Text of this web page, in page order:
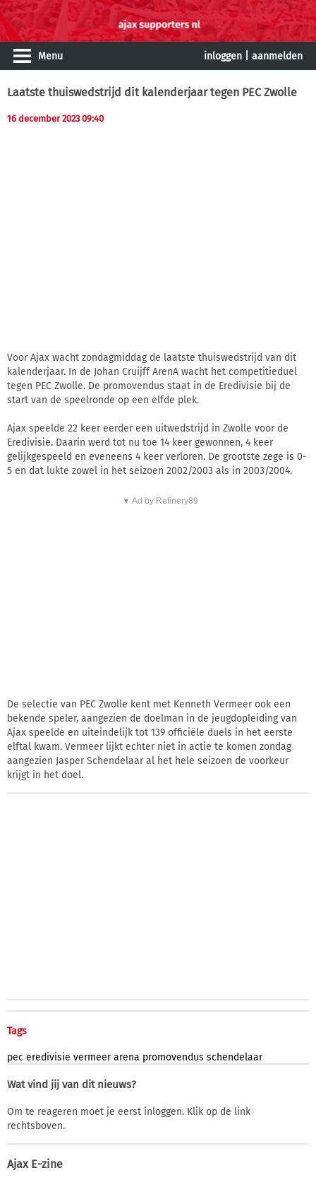
Menu inloggen aanmelden
Laatste thuiswedstrijd dit kalenderjaar tegen PEC Zwolle
16 december 2023 09:40
Voor Ajax wacht zondagmiddag de laatste thuiswedstrijd van dit
kalenderjaar. In de Johan Cruijff ArenA wacht het competitieduel
tegen PEC Zwolle. De promovendus staat in de Eredivisie bij de
start van de speelronde op een elfde plek.
Ajax speelde 22 keer eerder een uitwedstrijd in Zwolle voor de
Eredivisie. Daarin werd tot nu toe 14 keer gewonnen, 4 keer
gelijkgespeeld en eveneens 4 keer verloren. De grootste zege is 0-
5 en dat lukte zowel in het seizoen 2002/2003 als in 2003/2004.
▼ Ad by Refinery89
De selectie van PEC Zwolle kent met Kenneth Vermeer ook een
bekende speler, aangezien de doelman in de jeugdopleiding van
Ajax speelde en uiteindelijk tot 139 officiële duels in het eerste
elftal kwam. Vermeer lijkt echter niet in actie te komen zondag
aangezien Jasper Schendelaar al het hele seizoen de voorkeur
krijgt in het doel.
Tags
pec eredivisie vermeer arena promovendus schendelaar
Wat vind jij van dit nieuws?
Om te reageren moet je eerst inloggen. Klik op de link
rechtsboven.
Ajax E-zine